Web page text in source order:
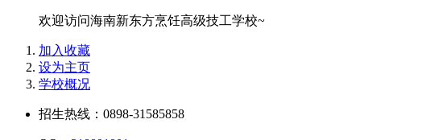
欢迎访问海南新东方烹饪高级技工学校~
加入收藏
设为主页
学校概况
招生热线：0898-31585858